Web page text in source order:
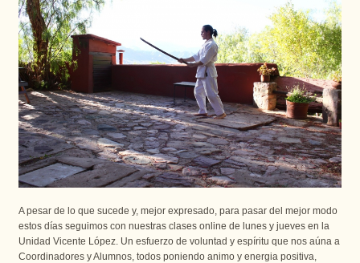
A pesar de lo que sucede y, mejor expresado, para pasar del mejor modo
estos días seguimos con nuestras clases online de lunes y jueves en la
Unidad Vicente López. Un esfuerzo de voluntad y espíritu que nos aúna a
Coordinadores y Alumnos, todos poniendo animo y energia positiva,